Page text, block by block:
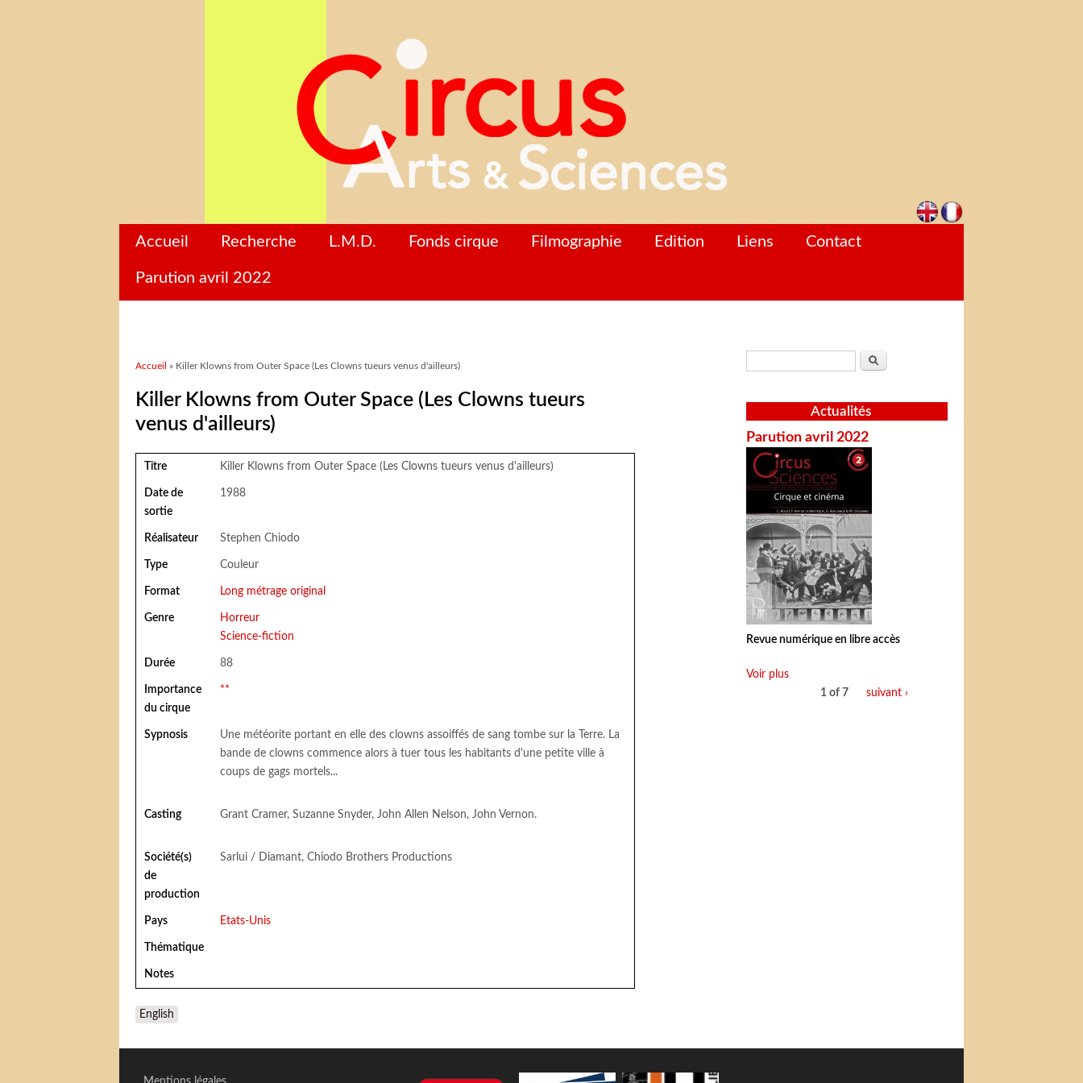
Accueil Recherche L.M.D. Fonds cirque Filmographie Edition Liens Contact
Parution avril 2022
Vous êtes ici
Accueil » Killer Klowns from Outer Space (Les Clowns tueurs venus d'ailleurs)
Killer Klowns from Outer Space (Les Clowns tueurs
venus d'ailleurs)
Titre Killer Klowns from Outer Space (Les Clowns tueurs venus d'ailleurs)
Date de
sortie
1988
Réalisateur Stephen Chiodo
Type Couleur
Format Long métrage original
Genre
Horreur
Science-fiction
Durée 88
Importance
du cirque
**
Sypnosis
Une météorite portant en elle des clowns assoiffés de sang tombe sur la Terre. La
bande de clowns commence alors à tuer tous les habitants d'une petite ville à
coups de gags mortels...
Casting Grant Cramer, Suzanne Snyder, John Allen Nelson, John Vernon.
Société(s)
de
production
Sarlui / Diamant, Chiodo Brothers Productions
Pays Etats-Unis
Thématique
Notes
English
Formulaire de recherche
Rechercher
Actualités
Parution avril 2022
Revue numérique en libre accès
Voir plus
1 of 7
suivant ›